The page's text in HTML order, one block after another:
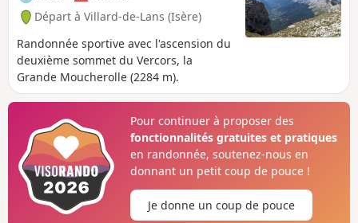
Départ à Villard-de-Lans (Isère)
Randonnée sportive avec l'ascension du
deuxième sommet du Vercors, la
Grande Moucherolle (2284 m).
Pour continuer à proposer des
fonctionnalités gratuites et pratiques
en randonnée, soutenez-nous en
donnant un petit coup de pouce !
Je donne un coup de pouce